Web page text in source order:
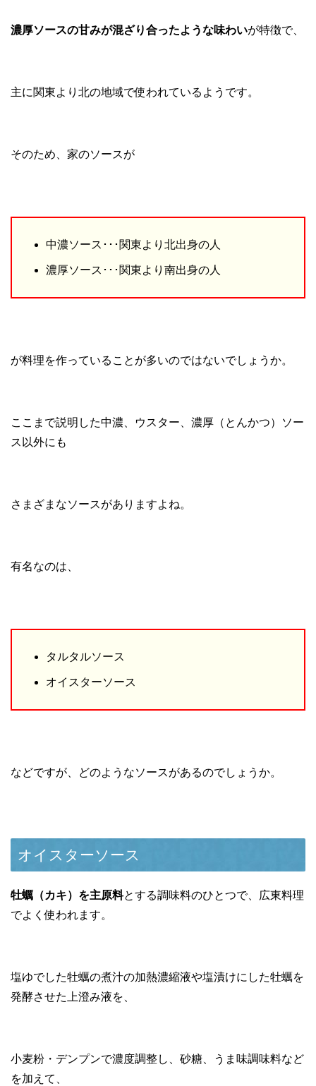
濃厚ソースの甘みが混ざり合ったような味わいが特徴で、
主に関東より北の地域で使われているようです。
そのため、家のソースが
中濃ソース･･･関東より北出身の人
濃厚ソース･･･関東より南出身の人
が料理を作っていることが多いのではないでしょうか。
ここまで説明した中濃、ウスター、濃厚（とんかつ）ソー
ス以外にも
さまざまなソースがありますよね。
有名なのは、
タルタルソース
オイスターソース
などですが、どのようなソースがあるのでしょうか。
オイスターソース
牡蠣（カキ）を主原料とする調味料のひとつで、広東料理
でよく使われます。
塩ゆでした牡蠣の煮汁の加熱濃縮液や塩漬けにした牡蠣を
発酵させた上澄み液を、
小麦粉・デンプンで濃度調整し、砂糖、うま味調味料など
を加えて、